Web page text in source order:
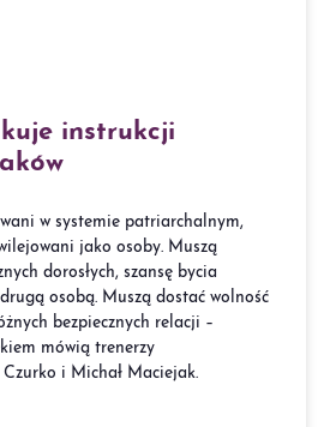
instrukcji
w systemie patriarchalnym,
jako osoby. Muszą
dorosłych, szansę bycia
osobą. Muszą dostać wolność
bezpiecznych relacji –
mówią trenerzy
i Michał Maciejak.